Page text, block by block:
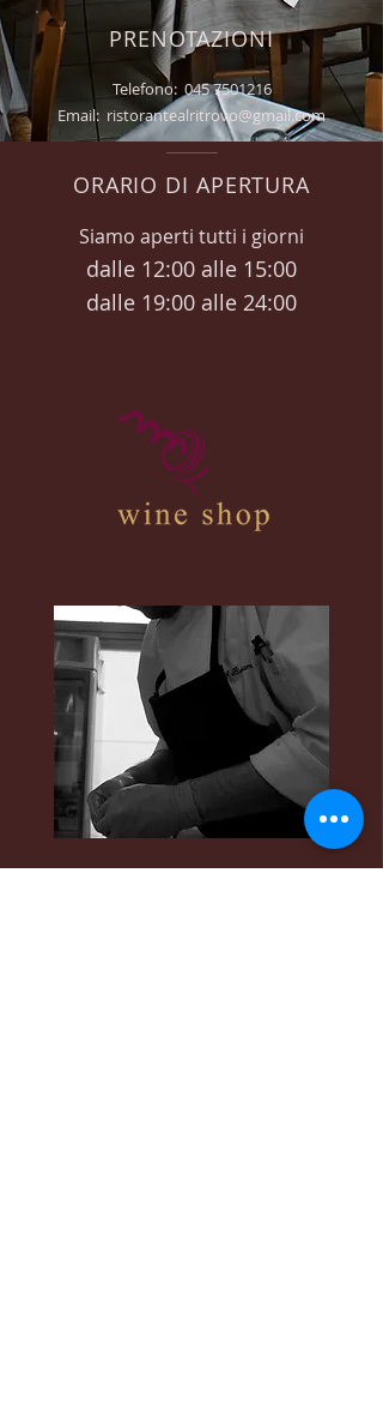
PRENOTAZIONI
Telefono: 045 7501216
Email: ristorantealritrovo@gmail.com
ORARIO DI APERTURA
Siamo aperti tutti i giorni
dalle 12:00 alle 15:00
dalle 19:00 alle 24:00